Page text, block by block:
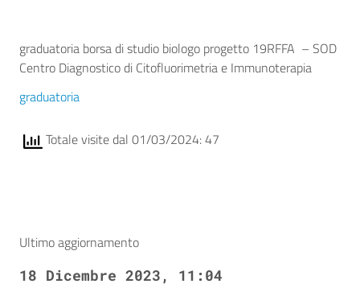
graduatoria borsa di studio biologo progetto 19RFFA – SOD
Centro Diagnostico di Citofluorimetria e Immunoterapia
graduatoria
Totale visite dal 01/03/2024: 47
Ultimo aggiornamento
18 Dicembre 2023, 11:04